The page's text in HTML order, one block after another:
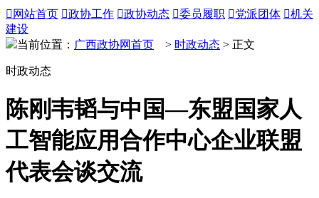
 网站首页 政协工作 政协动态 委员履职 党派团体 机关
建设
当前位置： 广西政协网首页 > 时政动态 > 正文
时政动态
陈刚韦韬与中国—东盟国家人
工智能应用合作中心企业联盟
代表会谈交流